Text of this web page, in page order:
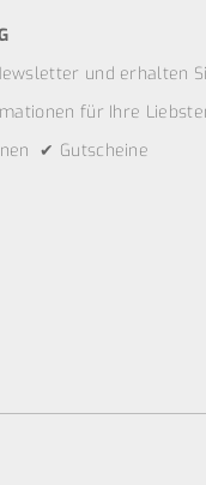
und erhalten
für Ihre
✔ Gutscheine